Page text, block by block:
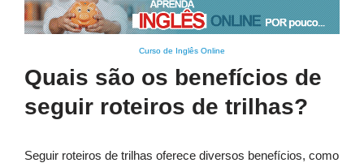
Curso de Inglês Online
Quais são os benefícios de
seguir roteiros de trilhas?
Seguir roteiros de trilhas oferece diversos benefícios, como